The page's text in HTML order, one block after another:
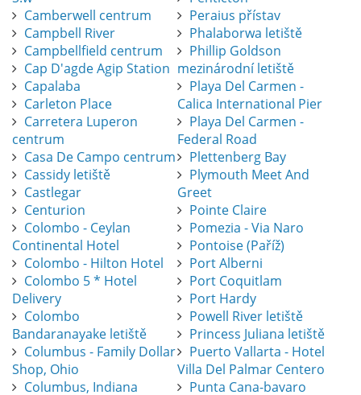
Camberwell centrum
Campbell River
Campbellfield centrum
Cap D'agde Agip Station
Capalaba
Carleton Place
Carretera Luperon
centrum
Casa De Campo centrum
Cassidy letiště
Castlegar
Centurion
Colombo - Ceylan
Continental Hotel
Colombo - Hilton Hotel
Colombo 5 * Hotel
Delivery
Colombo
Bandaranayake letiště
Columbus - Family Dollar
Shop, Ohio
Columbus, Indiana
Peraius přístav
Phalaborwa letiště
Phillip Goldson
mezinárodní letiště
Playa Del Carmen -
Calica International Pier
Playa Del Carmen -
Federal Road
Plettenberg Bay
Plymouth Meet And
Greet
Pointe Claire
Pomezia - Via Naro
Pontoise (Paříž)
Port Alberni
Port Coquitlam
Port Hardy
Powell River letiště
Princess Juliana letiště
Puerto Vallarta - Hotel
Villa Del Palmar Centero
Punta Cana-bavaro